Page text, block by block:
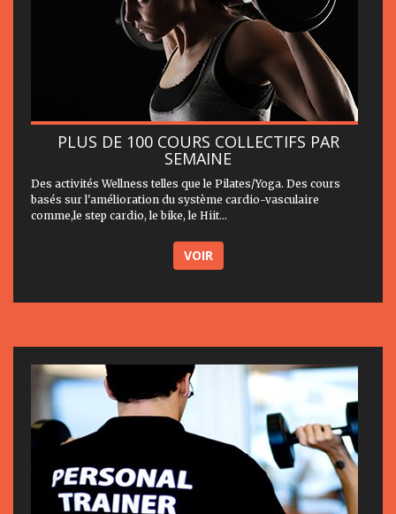
PLUS DE 100 COURS COLLECTIFS PAR
SEMAINE
Des activités Wellness telles que le Pilates/Yoga. Des cours
basés sur l'amélioration du système cardio-vasculaire
comme,le step cardio, le bike, le Hiit...
VOIR